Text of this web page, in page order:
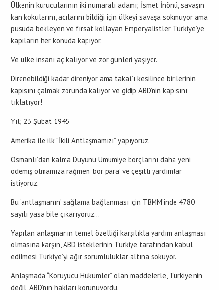
Ülkenin kurucularının iki numaralı adamı; İsmet İnönü, savaşın
kan kokularını, acılarını bildiği için ülkeyi savaşa sokmuyor ama
pusuda bekleyen ve fırsat kollayan Emperyalistler Türkiye’ye
kapıların her konuda kapıyor.
Ve ülke insanı aç kalıyor ve zor günleri yaşıyor.
Direnebildiği kadar direniyor ama takat’ı kesilince birilerinin
kapısını çalmak zorunda kalıyor ve gidip ABD’nin kapısını
tıklatıyor!
Yıl; 23 Şubat 1945
Amerika ile ilk “İkili Antlaşmamızı” yapıyoruz.
Osmanlı’dan kalma Duyunu Umumiye borçlarını daha yeni
ödemiş olmamıza rağmen ‘bor para’ ve çeşitli yardımlar
istiyoruz.
Bu ‘antlaşmanın’ sağlama bağlanması için TBMM’inde 4780
sayılı yasa bile çıkarıyoruz…
Yapılan anlaşmanın temel özelliği karşılıkla yardım anlaşması
olmasına karşın, ABD isteklerinin Türkiye tarafından kabul
edilmesi Türkiye’yi ağır sorumluluklar altına sokuyor.
Anlaşmada “Koruyucu Hükümler” olan maddelerle, Türkiye’nin
değil, ABD’nın hakları korunuyordu.